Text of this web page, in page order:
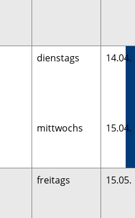
dienstags
mittwochs
14.04.
15.04.
freitags 15.05.